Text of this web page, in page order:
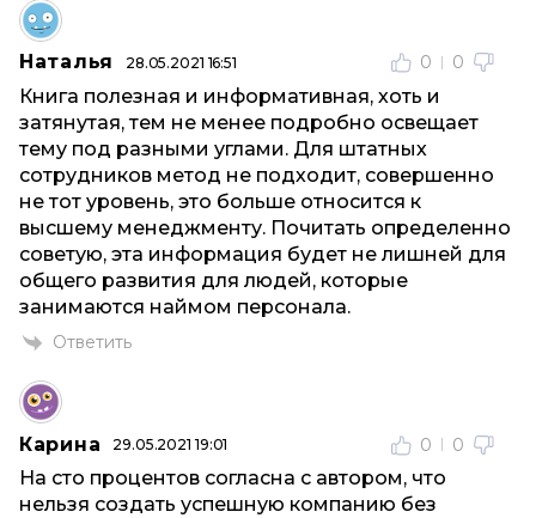
Наталья 28.05.2021 16:51 0 0
Книга полезная и информативная, хоть и
затянутая, тем не менее подробно освещает
тему под разными углами. Для штатных
сотрудников метод не подходит, совершенно
не тот уровень, это больше относится к
высшему менеджменту. Почитать определенно
советую, эта информация будет не лишней для
общего развития для людей, которые
занимаются наймом персонала.
Ответить
Карина 29.05.2021 19:01 0 0
На сто процентов согласна с автором, что
нельзя создать успешную компанию без